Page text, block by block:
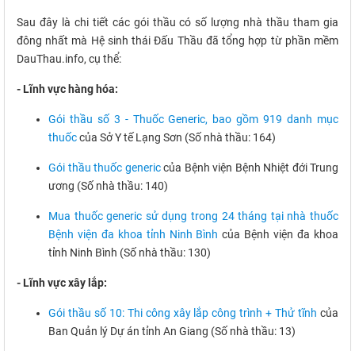
Sau đây là chi tiết các gói thầu có số lượng nhà thầu tham gia
đông nhất mà Hệ sinh thái Đấu Thầu đã tổng hợp từ phần mềm
DauThau.info, cụ thể:
- Lĩnh vực hàng hóa:
Gói thầu số 3 - Thuốc Generic, bao gồm 919 danh mục
thuốccủa Sở Y tế Lạng Sơn (Số nhà thầu: 164)
Gói thầu thuốc genericcủa Bệnh viện Bệnh Nhiệt đới Trung
ương (Số nhà thầu: 140)
Mua thuốc generic sử dụng trong 24 tháng tại nhà thuốc
Bệnh viện đa khoa tỉnh Ninh Bình của Bệnh viện đa khoa
tỉnh Ninh Bình (Số nhà thầu: 130)
- Lĩnh vực xây lắp:
Gói thầu số 10: Thi công xây lắp công trình + Thử tĩnh của
Ban Quản lý Dự án tỉnh An Giang (Số nhà thầu: 13)